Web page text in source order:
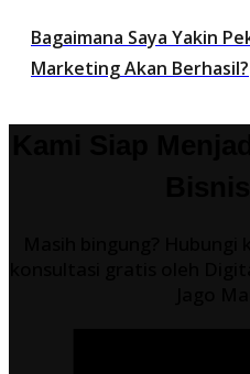
Bagaimana Saya Yakin
Marketing Akan Berhasil?